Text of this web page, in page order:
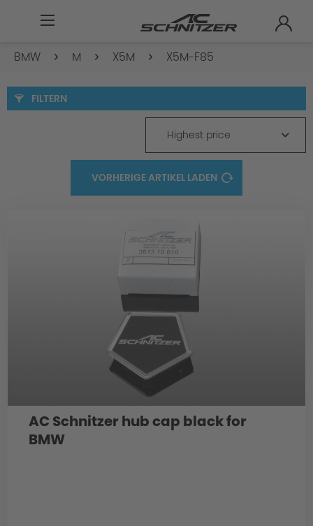
BMW M X5M X5M-F85
FILTERN
Highest price
VORHERIGE ARTIKEL LADEN
AC Schnitzer hub cap black for
BMW